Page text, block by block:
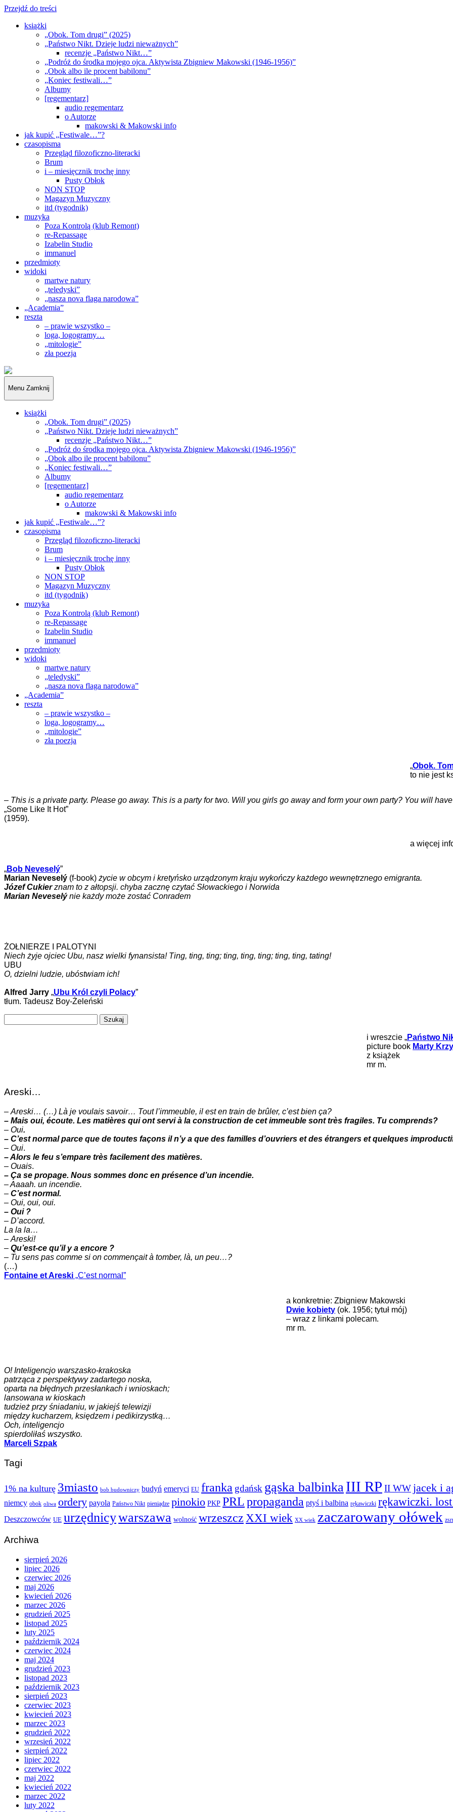
Przejdź do treści
książki
„Obok. Tom drugi” (2025)
„Państwo Nikt. Dzieje ludzi nieważnych”
recenzje „Państwo Nikt…”
„Podróż do środka mojego ojca. Aktywista Zbigniew Makowski (1946-1956)”
„Obok albo ile procent babilonu”
„Koniec festiwali…”
Albumy
[regementarz]
audio regementarz
o Autorze
makowski & Makowski info
jak kupić „Festiwale…”?
czasopisma
Przegląd filozoficzno-literacki
Brum
i – miesięcznik trochę inny
Pusty Obłok
NON STOP
Magazyn Muzyczny
itd (tygodnik)
muzyka
Poza Kontrolą (klub Remont)
re-Repassage
Izabelin Studio
immanuel
przedmioty
widoki
martwe natury
„teledyski”
„nasza nova flaga narodowa”
„Academia”
reszta
– prawie wszystko –
loga, logogramy…
„mitologie”
zła poezja
„Obywatele…”
Menu Zamknij
książki
„Obok. Tom drugi” (2025)
„Państwo Nikt. Dzieje ludzi nieważnych”
recenzje „Państwo Nikt…”
„Podróż do środka mojego ojca. Aktywista Zbigniew Makowski (1946-1956)”
„Obok albo ile procent babilonu”
„Koniec festiwali…”
Albumy
[regementarz]
audio regementarz
o Autorze
makowski & Makowski info
jak kupić „Festiwale…”?
czasopisma
Przegląd filozoficzno-literacki
Brum
i – miesięcznik trochę inny
Pusty Obłok
NON STOP
Magazyn Muzyczny
itd (tygodnik)
muzyka
Poza Kontrolą (klub Remont)
re-Repassage
Izabelin Studio
immanuel
przedmioty
widoki
martwe natury
„teledyski”
„nasza nova flaga narodowa”
„Academia”
reszta
– prawie wszystko –
loga, logogramy…
„mitologie”
zła poezja
„Obok.
to nie jest
– This is a private party. Please go away. This is a party for two. Will you girls go away and form your own party? You will
„Some Like It Hot”
(1959).
a więcej
„Bob Neveselý”
Marian Neveselý (f-book) życie w obcym i kretyńsko urządzonym kraju wykończy każdego wewnętrznego emigranta.
Józef Cukierznam to z ałtopsji. chyba zacznę czytać Słowackiego i Norwida
Marian Neveselýnie każdy może zostać Conradem
ŻOŁNIERZE I PALOTYNI
Niech żyje ojciec Ubu, nasz wielki fynansista! Ting, ting, ting; ting, ting, ting; ting, ting, tating!
UBU
O, dzielni ludzie, ubóstwiam ich!
Alfred Jarry „Ubu Król czyli Polacy”
tłum. Tadeusz Boy-Żeleński
i wreszcie „Państwo
picture book Marty
z książek
mr m.
Areski…
– Areski… (…) Là je voulais savoir… Tout l’immeuble, il est en train de brûler, c’est bien ça?
– Mais oui, écoute. Les matières qui ont servi à la construction de cet immeuble sont très fragiles. Tu comprends?
– Oui.
– C’est normal parce que de toutes façons il n’y a que des familles d’ouvriers et des étrangers et quelques
– Oui.
– Alors le feu s’empare très facilement des matières.
– Ouais.
– Ça se propage. Nous sommes donc en présence d’un incendie.
– Aaaah. un incendie.
– C’est normal.
– Oui, oui, oui.
– Oui ?
– D’accord.
La la la…
– Areski!
– Qu’est-ce qu’il y a encore ?
– Tu sens pas comme si on commençait à tomber, là, un peu…?
(…)
Fontaine et Areski „C’est normal”
a konkretnie: Zbigniew Makowski
Dwie kobiety (ok. 1956; tytuł mój)
– wraz z linkami polecam.
mr m.
O! Inteligencjo warszasko-krakoska
patrząca z perspektywy zadartego noska,
oparta na błędnych przesłankach i wnioskach;
lansowana w kioskach
tudzież przy śniadaniu, w jakiejś telewizji
między kucharzem, księdzem i pedikirzystką…
Och, inteligencjo
spierdoliłaś wszystko.
Marceli Szpak
Tagi
1% na kulturę 3miasto bob budowniczy budyń emeryci EU franka gdańsk gąska balbinka III RP II WWjacek i
niemcy obok oliwa ordery payola Państwo Nikt pieniądze pinokio PKP PRLpropaganda ptyś i balbina rękawiczki rękawiczki.
Deszczowców UE urzędnicywarszawa wolność wrzeszcz XXI wiek XX wiek zaczarowany ołówek
Archiwa
sierpień 2026
lipiec 2026
czerwiec 2026
maj 2026
kwiecień 2026
marzec 2026
grudzień 2025
listopad 2025
luty 2025
październik 2024
czerwiec 2024
maj 2024
grudzień 2023
listopad 2023
październik 2023
sierpień 2023
czerwiec 2023
kwiecień 2023
marzec 2023
grudzień 2022
wrzesień 2022
sierpień 2022
lipiec 2022
czerwiec 2022
maj 2022
kwiecień 2022
marzec 2022
luty 2022